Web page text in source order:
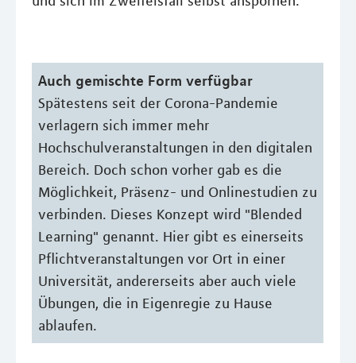
Auch gemischte Form verfügbar
Spätestens seit der Corona-Pandemie
verlagern sich immer mehr
Hochschulveranstaltungen in den digitalen
Bereich. Doch schon vorher gab es die
Möglichkeit, Präsenz- und Onlinestudien zu
verbinden. Dieses Konzept wird "Blended
Learning" genannt. Hier gibt es einerseits
Pflichtveranstaltungen vor Ort in einer
Universität, andererseits aber auch viele
Übungen, die in Eigenregie zu Hause
ablaufen.